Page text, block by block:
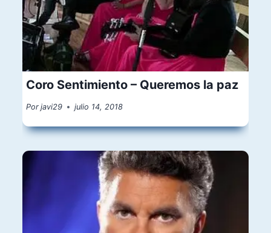
Coro Sentimiento – Queremos la paz
Por javi29 julio 14, 2018